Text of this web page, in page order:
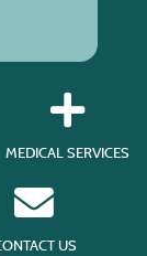
MEDICAL SERVICES
US